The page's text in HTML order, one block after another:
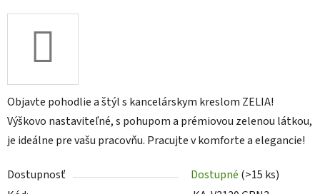
Objavte pohodlie a štýl s kancelárskym kreslom ZELIA!
Výškovo nastaviteľné, s pohupom a prémiovou zelenou látkou,
je ideálne pre vašu pracovňu. Pracujte v komforte a elegancie!
Dostupnosť Dostupné (>15 ks)